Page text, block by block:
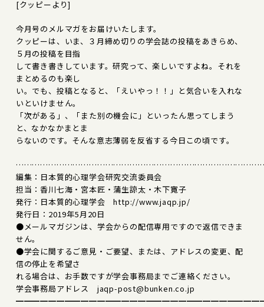
[クッピーより]
今月号のメルマガをお届けいたします。
クッピーは、いま、３月締め切りの学会誌の投稿をあきらめ、
５月の投稿を目指
して書き書きしています。研究って、楽しいですよね。それを
まとめるのも楽し
い。でも、投稿となると、「えいやっ！！」と気合いを入れな
いといけません。
「次がある」、「また別の機会に」といったん思ってしまう
と、なかなかまとま
らないのです。そんな意志薄弱を反省する今日この頃です。
編集：日本質的心理学会研究交流委員会
担当：香川七海・宮本匠・蒲生諒太・木下寛子
発行：日本質的心理学会 http://www.jaqp.jp/
発行日：2019年5月20日
●メールマガジンは、学会からの配信専用ですので返信できま
せん。
●学会に関するご意見・ご要望、または、アドレスの変更、配
信の停止を希望さ
れる場合は、お手数ですが学会事務局までご連絡ください。
学会事務局アドレス jaqp-post@bunken.co.jp